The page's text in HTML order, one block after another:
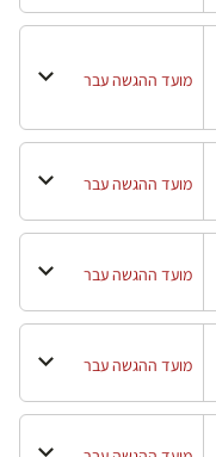
מועד ההגשה עבר
מועד ההגשה עבר
מועד ההגשה עבר
מועד ההגשה עבר